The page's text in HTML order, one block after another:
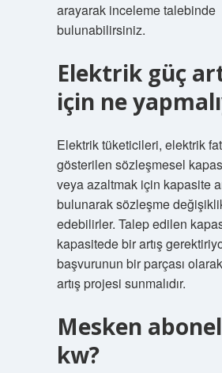
arayarak inceleme talebinde
bulunabilirsiniz.
Elektrik güç
için ne
Elektrik tüketicileri, elektrik
gösterilen sözleşmesel
veya azaltmak için kapasite
bulunarak sözleşme
edebilirler. Talep edilen
kapasitede bir artış
başvurunun bir parçası
artış projesi sunmalıdır.
Mesken
kw?